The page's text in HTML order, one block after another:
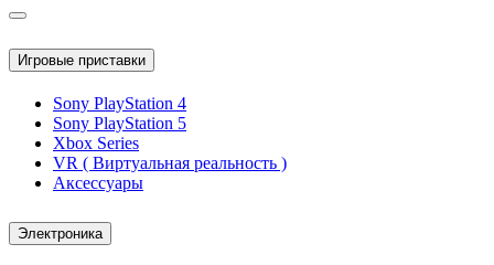
Игровые приставки
Sony PlayStation 4
Sony PlayStation 5
Xbox Series
VR ( Виртуальная реальность )
Аксессуары
Электроника